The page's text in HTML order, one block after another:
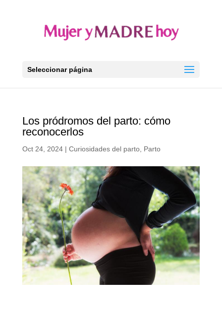
Seleccionar página
Los pródromos del parto: cómo
reconocerlos
Oct 24, 2024| Curiosidades del parto, Parto